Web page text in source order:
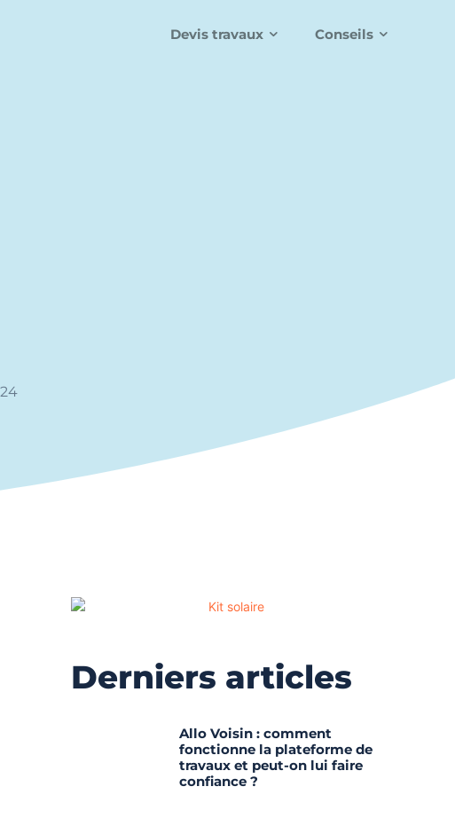
Devis travaux Conseils
Derniers articles
Allo Voisin : comment
fonctionne la plateforme de
travaux et peut-on lui faire
confiance ?